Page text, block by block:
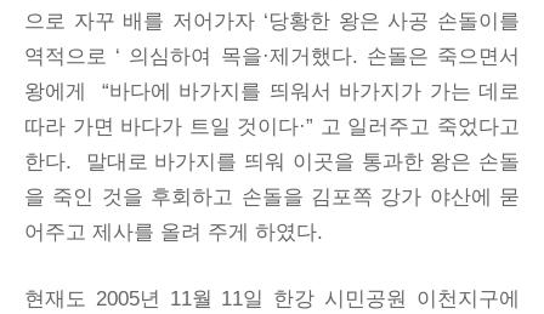
으로 자꾸 배를 저어가자 ‘당황한 왕은 사공 손돌이를
역적으로 ‘ 의심하여 목을·제거했다. 손돌은 죽으면서
왕에게 “바다에 바가지를 띄워서 바가지가 가는 데로
따라 가면 바다가 트일 것이다·” 고 일러주고 죽었다고
한다. 말대로 바가지를 띄워 이곳을 통과한 왕은 손돌
을 죽인 것을 후회하고 손돌을 김포쪽 강가 야산에 묻
어주고 제사를 올려 주게 하였다.
현재도 2005년 11월 11일 한강 시민공원 이천지구에